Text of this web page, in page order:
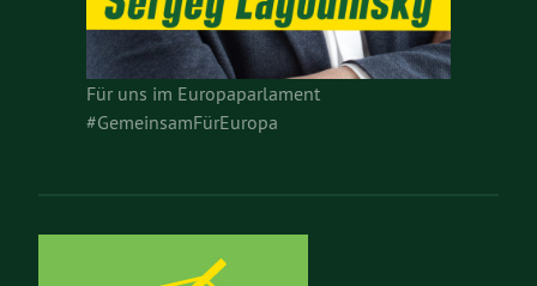
Für uns im Europaparlament
#GemeinsamFürEuropa